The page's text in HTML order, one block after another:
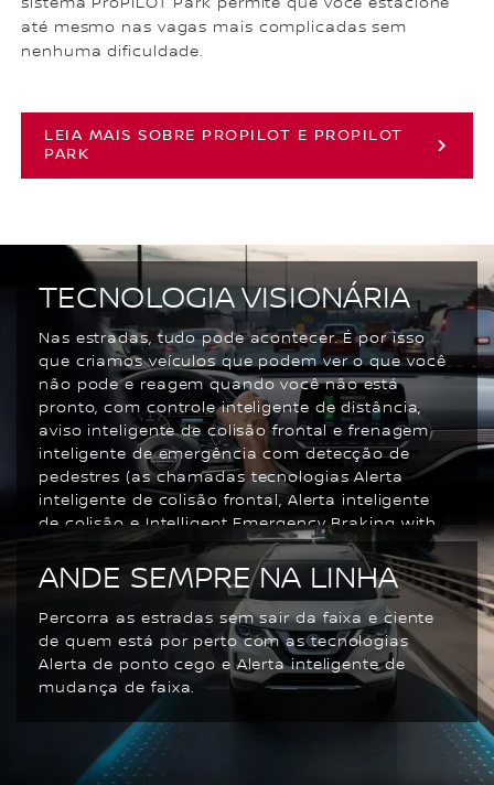
até mesmo nas vagas mais complicadas sem
nenhuma dificuldade.
LEIA MAIS SOBRE PROPILOT E PROPILOT
PARK
TECNOLOGIA VISIONÁRIA
Nas estradas, tudo pode acontecer. É por isso
que criamos veículos que podem ver o que você
não pode e reagem quando você não está
pronto, com controle inteligente de distância,
aviso inteligente de colisão frontal e frenagem
inteligente de emergência com detecção de
pedestres (as chamadas tecnologias Alerta
inteligente de colisão frontal, Alerta inteligente
de colisão e Intelligent Emergency Braking with
Pedestrian Detection). Isso é o que chamamos
de visão de futuro.
ANDE SEMPRE NA LINHA
Percorra as estradas sem sair da faixa e ciente
de quem está por perto com as tecnologias
Alerta de ponto cego e Alerta inteligente de
mudança de faixa.